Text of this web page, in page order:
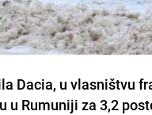
Dacia, u vlasništvu
Rumuniji za 3,2